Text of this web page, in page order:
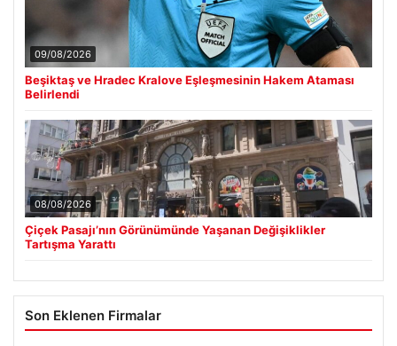
09/08/2026
Beşiktaş ve Hradec Kralove Eşleşmesinin Hakem Ataması
Belirlendi
08/08/2026
Çiçek Pasajı’nın Görünümünde Yaşanan Değişiklikler
Tartışma Yarattı
Son Eklenen Firmalar